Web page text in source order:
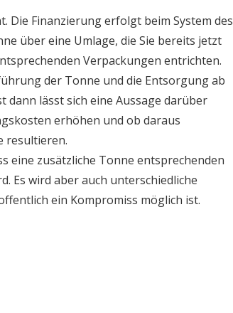
Die Finanzierung erfolgt beim System des
über eine Umlage, die Sie bereits jetzt
Verpackungen entrichten.
der Tonne und die Entsorgung ab
dann lässt sich eine Aussage darüber
erhöhen und ob daraus
resultieren.
eine zusätzliche Tonne entsprechenden
Es wird aber auch unterschiedliche
ein Kompromiss möglich ist.